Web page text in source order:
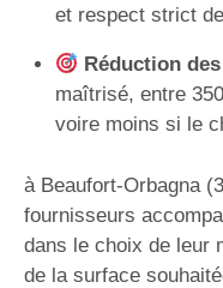
et respect strict
Réduction
maîtrisé, entre
voire moins si le
à Beaufort-Orbagna
fournisseurs
dans le choix de leur
de la surface